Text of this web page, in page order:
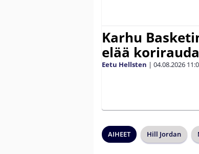
Karhu
elää
Eetu Hellsten | 04.08.2026
AIHEET Hill Jordan